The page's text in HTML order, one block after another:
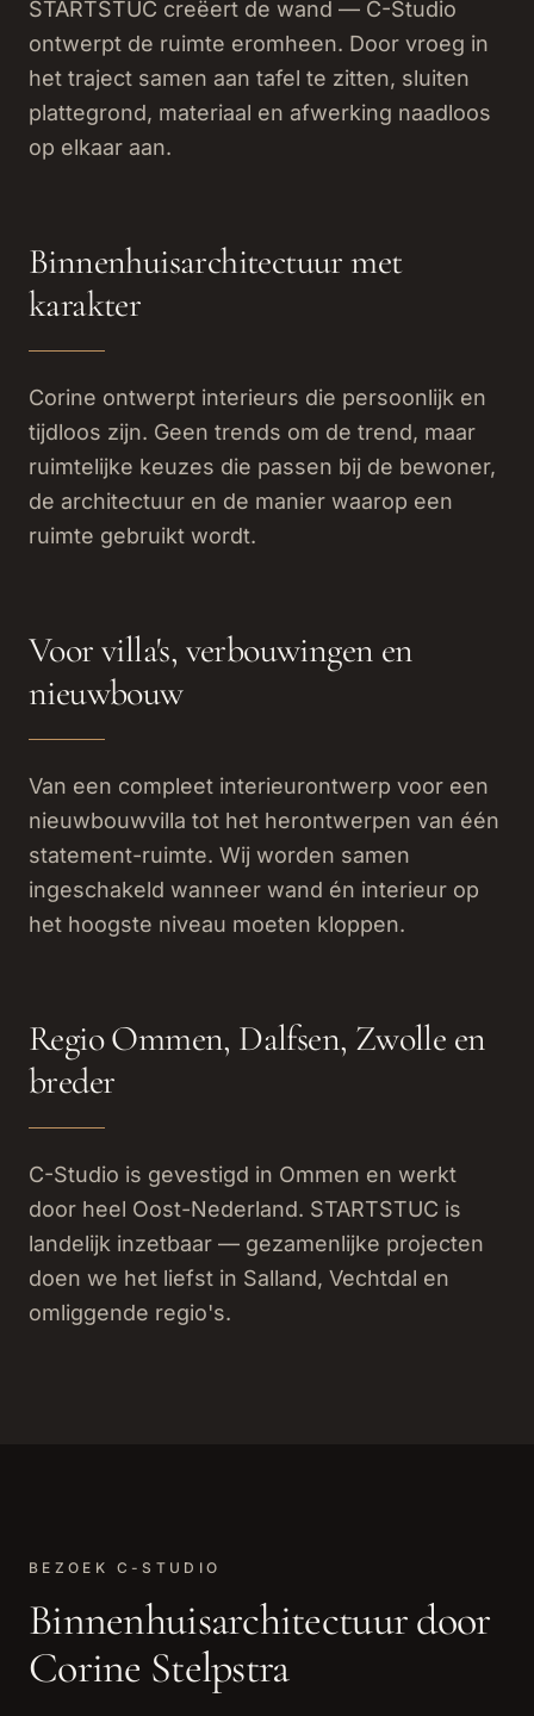
STARTSTUC creëert de wand — C-Studio
ontwerpt de ruimte eromheen. Door vroeg in
het traject samen aan tafel te zitten, sluiten
plattegrond, materiaal en afwerking naadloos
op elkaar aan.
Binnenhuisarchitectuur met
karakter
Corine ontwerpt interieurs die persoonlijk en
tijdloos zijn. Geen trends om de trend, maar
ruimtelijke keuzes die passen bij de bewoner,
de architectuur en de manier waarop een
ruimte gebruikt wordt.
Voor villa's, verbouwingen en
nieuwbouw
Van een compleet interieurontwerp voor een
nieuwbouwvilla tot het herontwerpen van één
statement-ruimte. Wij worden samen
ingeschakeld wanneer wand én interieur op
het hoogste niveau moeten kloppen.
Regio Ommen, Dalfsen, Zwolle en
breder
C-Studio is gevestigd in Ommen en werkt
door heel Oost-Nederland. STARTSTUC is
landelijk inzetbaar — gezamenlijke projecten
doen we het liefst in Salland, Vechtdal en
omliggende regio's.
BEZOEK C-STUDIO
Binnenhuisarchitectuur door
Corine Stelpstra